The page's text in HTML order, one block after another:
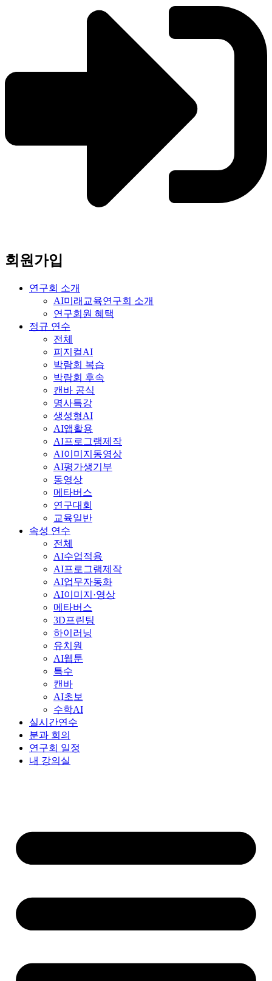
회원가입
연구회 소개
AI미래교육연구회 소개
연구회원 혜택
정규 연수
전체
피지컬AI
박람회 복습
박람회 후속
캔바 공식
명사특강
생성형AI
AI앱활용
AI프로그램제작
AI이미지동영상
AI평가생기부
동영상
메타버스
연구대회
교육일반
속성 연수
전체
AI수업적용
AI프로그램제작
AI업무자동화
AI이미지·영상
메타버스
3D프린팅
하이러닝
유치원
AI웹툰
특수
캔바
AI초보
수학AI
실시간연수
분과 회의
연구회 일정
내 강의실